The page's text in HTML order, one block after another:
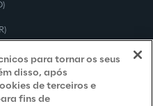
para tornar os seus
disso, após
de terceiros e
fins de